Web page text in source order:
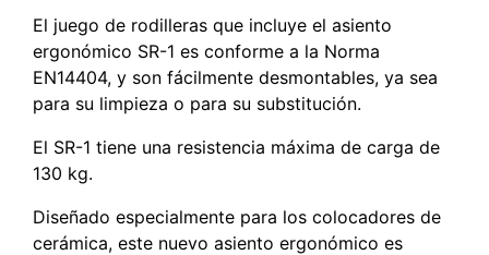
El juego de rodilleras que incluye el asiento
ergonómico SR-1 es conforme a la Norma
EN14404, y son fácilmente desmontables, ya sea
para su limpieza o para su substitución.
El SR-1 tiene una resistencia máxima de carga de
130 kg.
Diseñado especialmente para los colocadores de
cerámica, este nuevo asiento ergonómico es